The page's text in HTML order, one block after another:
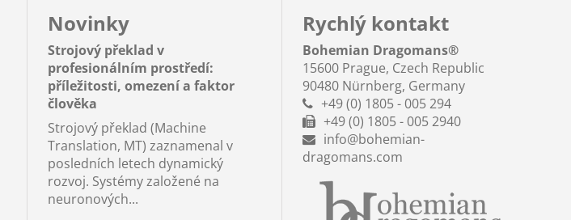
Novinky
Strojový překlad v
profesionálním prostředí:
příležitosti, omezení a faktor
člověka
Strojový překlad (Machine
Translation, MT) zaznamenal v
posledních letech dynamický
rozvoj. Systémy založené na
neuronových...
Rychlý kontakt
Bohemian Dragomans®
15600 Prague, Czech Republic
90480 Nürnberg, Germany
+49 (0) 1805 - 005 294
+49 (0) 1805 - 005 2940
info@bohemian-
dragomans.com